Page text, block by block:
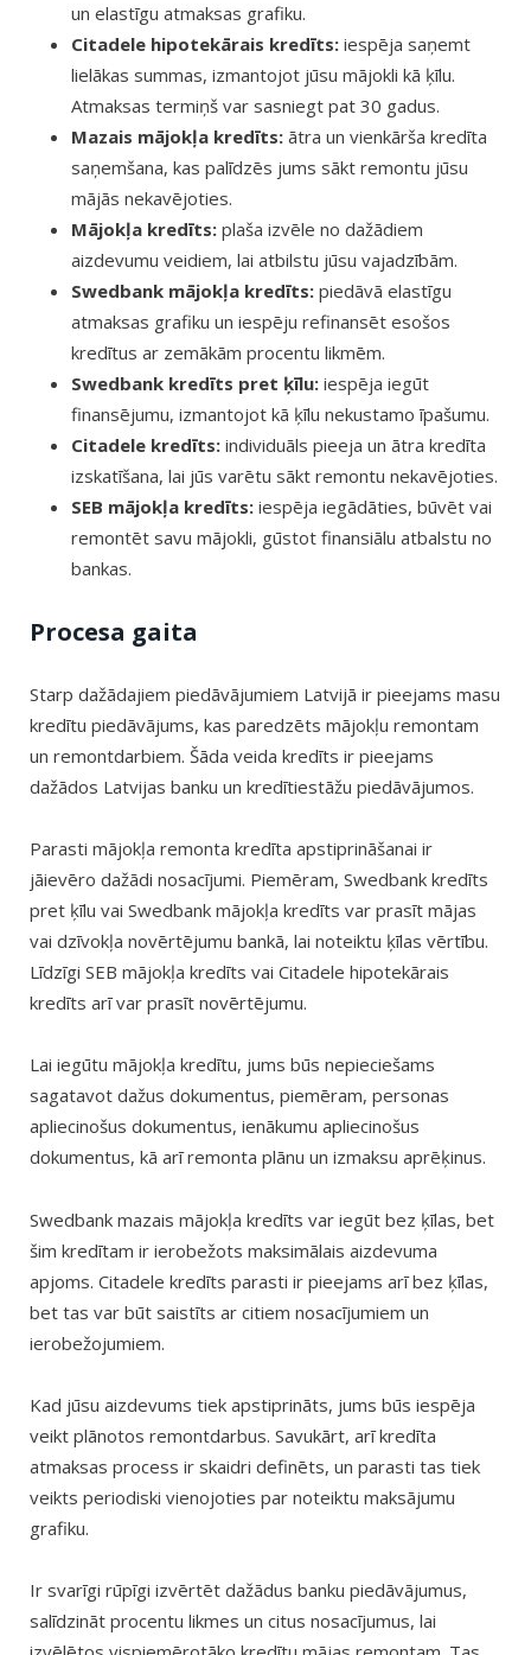
un elastīgu atmaksas grafiku.
Citadele hipotekārais kredīts: iespēja saņemt
lielākas summas, izmantojot jūsu mājokli kā ķīlu.
Atmaksas termiņš var sasniegt pat 30 gadus.
Mazais mājokļa kredīts: ātra un vienkārša kredīta
saņemšana, kas palīdzēs jums sākt remontu jūsu
mājās nekavējoties.
Mājokļa kredīts: plaša izvēle no dažādiem
aizdevumu veidiem, lai atbilstu jūsu vajadzībām.
Swedbank mājokļa kredīts: piedāvā elastīgu
atmaksas grafiku un iespēju refinansēt esošos
kredītus ar zemākām procentu likmēm.
Swedbank kredīts pret ķīlu: iespēja iegūt
finansējumu, izmantojot kā ķīlu nekustamo īpašumu.
Citadele kredīts: individuāls pieeja un ātra kredīta
izskatīšana, lai jūs varētu sākt remontu nekavējoties.
SEB mājokļa kredīts: iespēja iegādāties, būvēt vai
remontēt savu mājokli, gūstot finansiālu atbalstu no
bankas.
Procesa gaita
Starp dažādajiem piedāvājumiem Latvijā ir pieejams masu
kredītu piedāvājums, kas paredzēts mājokļu remontam
un remontdarbiem. Šāda veida kredīts ir pieejams
dažādos Latvijas banku un kredītiestāžu piedāvājumos.
Parasti mājokļa remonta kredīta apstiprināšanai ir
jāievēro dažādi nosacījumi. Piemēram, Swedbank kredīts
pret ķīlu vai Swedbank mājokļa kredīts var prasīt mājas
vai dzīvokļa novērtējumu bankā, lai noteiktu ķīlas vērtību.
Līdzīgi SEB mājokļa kredīts vai Citadele hipotekārais
kredīts arī var prasīt novērtējumu.
Lai iegūtu mājokļa kredītu, jums būs nepieciešams
sagatavot dažus dokumentus, piemēram, personas
apliecinošus dokumentus, ienākumu apliecinošus
dokumentus, kā arī remonta plānu un izmaksu aprēķinus.
Swedbank mazais mājokļa kredīts var iegūt bez ķīlas, bet
šim kredītam ir ierobežots maksimālais aizdevuma
apjoms. Citadele kredīts parasti ir pieejams arī bez ķīlas,
bet tas var būt saistīts ar citiem nosacījumiem un
ierobežojumiem.
Kad jūsu aizdevums tiek apstiprināts, jums būs iespēja
veikt plānotos remontdarbus. Savukārt, arī kredīta
atmaksas process ir skaidri definēts, un parasti tas tiek
veikts periodiski vienojoties par noteiktu maksājumu
grafiku.
Ir svarīgi rūpīgi izvērtēt dažādus banku piedāvājumus,
salīdzināt procentu likmes un citus nosacījumus, lai